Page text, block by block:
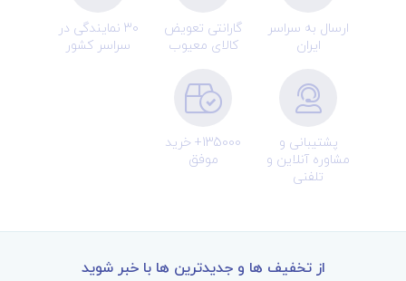
ارسال به سراسر
ایران
گارانتی تعویض
کالای معیوب
30 نمایندگی در
سراسر کشور
پشتیبانی و
مشاوره آنلاین و
تلفنی
135000+ خرید
موفق
از تخفیف ها و جدیدترین ها با خبر شوید